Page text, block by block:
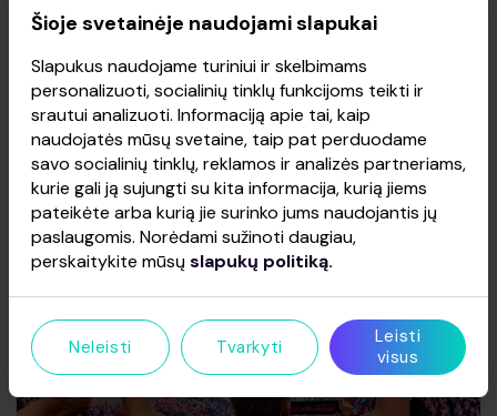
„Amusnet Lounge“ erdvėje – žinomi
veidai: stebėjo istorinę „Ryto“ pergalę
Šioje svetainėje naudojami slapukai
Slapukus naudojame turiniui ir skelbimams
personalizuoti, socialinių tinklų funkcijoms teikti ir
srautui analizuoti. Informaciją apie tai, kaip
naudojatės mūsų svetaine, taip pat perduodame
savo socialinių tinklų, reklamos ir analizės partneriams,
kurie gali ją sujungti su kita informacija, kurią jiems
pateikėte arba kurią jie surinko jums naudojantis jų
paslaugomis. Norėdami sužinoti daugiau,
perskaitykite mūsų slapukų politiką.
Neleisti Tvarkyti
Leisti
visus